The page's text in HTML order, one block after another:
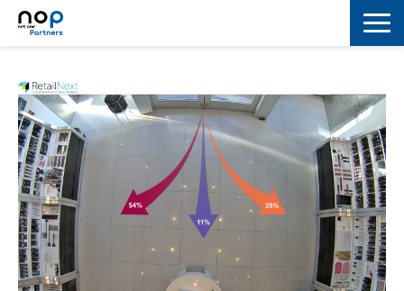
マーケティング
セキュリティ
IoT
コラボレーション
スキルアップ